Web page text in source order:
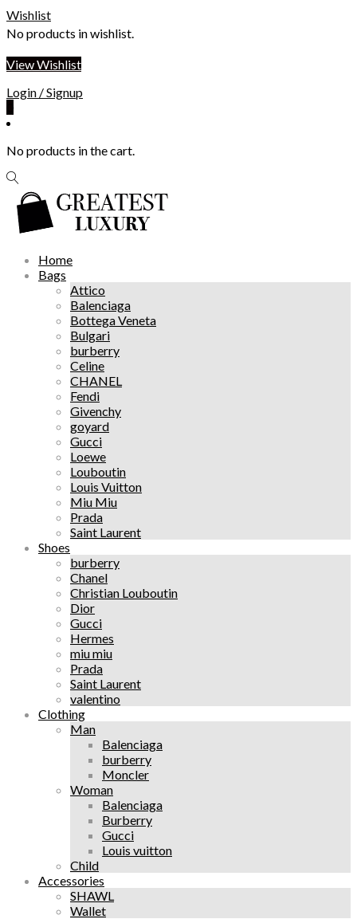
Wishlist
No products in wishlist.
View Wishlist
Login / Signup
No products in the cart.
Home
Bags
Attico
Balenciaga
Bottega Veneta
Bulgari
burberry
Celine
CHANEL
Fendi
Givenchy
goyard
Gucci
Loewe
Louboutin
Louis Vuitton
Miu Miu
Prada
Saint Laurent
Shoes
burberry
Chanel
Christian Louboutin
Dior
Gucci
Hermes
miu miu
Prada
Saint Laurent
valentino
Clothing
Man
Balenciaga
burberry
Moncler
Woman
Balenciaga
Burberry
Gucci
Louis vuitton
Child
Accessories
SHAWL
Wallet